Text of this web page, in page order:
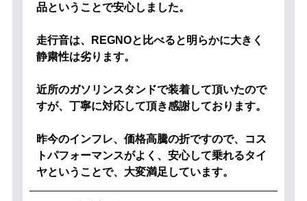
品ということで安心しました。
走行音は、REGNOと比べると明らかに大きく
静粛性は劣ります。
近所のガソリンスタンドで装着して頂いたので
すが、丁寧に対応して頂き感謝しております。
昨今のインフレ、価格高騰の折ですので、コス
トパフォーマンスがよく、安心して乗れるタイ
ヤということで、大変満足しています。